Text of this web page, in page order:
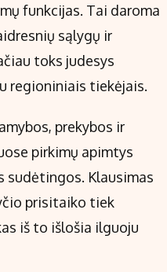
funkcijas. Tai daroma
sąlygų ir
toks judesys
regioniniais tiekėjais.
prekybos ir
pirkimų apimtys
sudėtingos. Klausimas
prisitaiko tiek
iš to išlošia ilguoju